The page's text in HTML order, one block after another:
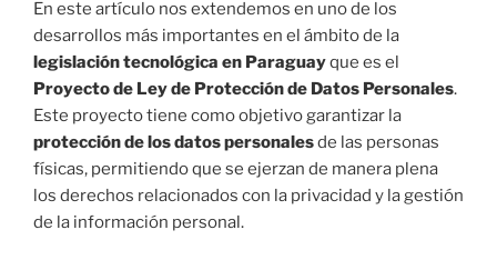
En este artículo nos extendemos en uno de los
desarrollos más importantes en el ámbito de la
legislación tecnológica en Paraguayque es el
Proyecto de Ley de Protección de Datos Personales.
Este proyecto tiene como objetivo garantizar la
protección de los datos personalesde las personas
físicas, permitiendo que se ejerzan de manera plena
los derechos relacionados con la privacidad y la gestión
de la información personal.